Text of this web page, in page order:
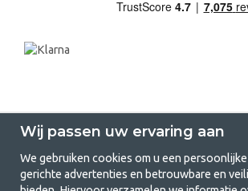
Wij passen uw ervaring aan
We gebruiken cookies om u een
gerichte advertenties en betrouwbare en